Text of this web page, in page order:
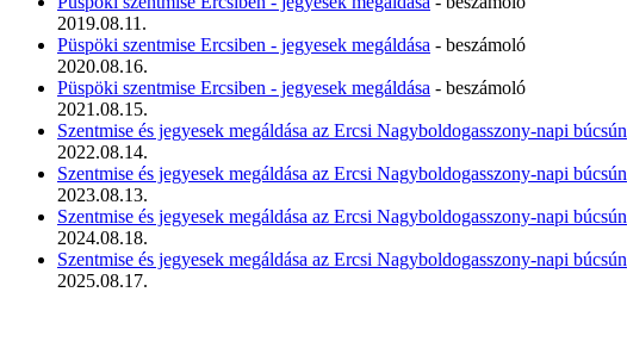
2019.08.11.
Püspöki szentmise Ercsiben - jegyesek megáldása - beszámoló
2020.08.16.
Püspöki szentmise Ercsiben - jegyesek megáldása - beszámoló
2021.08.15.
Szentmise és jegyesek megáldása az Ercsi Nagyboldogasszony-napi búcsún
2022.08.14.
Szentmise és jegyesek megáldása az Ercsi Nagyboldogasszony-napi búcsún
2023.08.13.
Szentmise és jegyesek megáldása az Ercsi Nagyboldogasszony-napi búcsún
2024.08.18.
Szentmise és jegyesek megáldása az Ercsi Nagyboldogasszony-napi búcsún
2025.08.17.